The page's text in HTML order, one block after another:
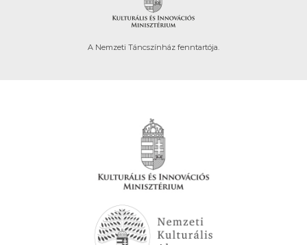
A Nemzeti Táncszínház fenntartója.